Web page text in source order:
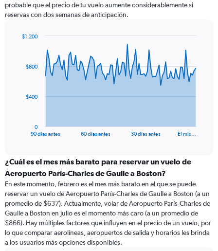
probable que el precio de tu vuelo aumente considerablemente si
reservas con dos semanas de anticipación.
data
The
categories.
Range:
91
categories.
The
chart
has
1
Y
axis
90 días antes 60 días antes 30 días antes El mis…
0
$400
$800
$1.200
¿Cuál es el mes más barato para reservar un vuelo de
Aeropuerto París-Charles de Gaulle a Boston?
En este momento, febrero es el mes más barato en el que se puede
reservar un vuelo de Aeropuerto París-Charles de Gaulle a Boston (a un
promedio de $637). Actualmente, volar de Aeropuerto París-Charles de
Gaulle a Boston en julio es el momento más caro (a un promedio de
$866). Hay múltiples factores que influyen en el precio de un vuelo, por
lo que comparar aerolíneas, aeropuertos de salida y horarios les brinda
a los usuarios más opciones disponibles.